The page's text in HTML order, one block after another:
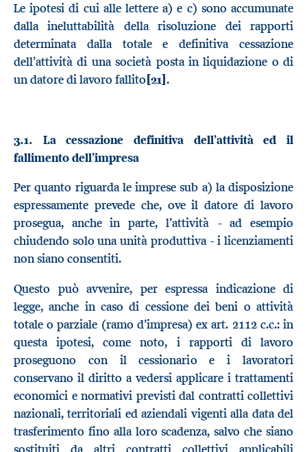
Le ipotesi di cui alle lettere a) e c) sono accumunate
dalla ineluttabilità della risoluzione dei rapporti
determinata dalla totale e definitiva cessazione
dell’attività di una società posta in liquidazione o di
un datore di lavoro fallito [21].
3.1. La cessazione definitiva dell’attività ed il
fallimento dell’impresa
Per quanto riguarda le imprese sub a) la disposizione
espressamente prevede che, ove il datore di lavoro
prosegua, anche in parte, l’attività - ad esempio
chiudendo solo una unità produttiva - i licenziamenti
non siano consentiti.
Questo può avvenire, per espressa indicazione di
legge, anche in caso di cessione dei beni o attività
totale o parziale (ramo d’impresa) ex art. 2112 c.c.: in
questa ipotesi, come noto, i rapporti di lavoro
proseguono con il cessionario e i lavoratori
conservano il diritto a vedersi applicare i trattamenti
economici e normativi previsti dal contratti collettivi
nazionali, territoriali ed aziendali vigenti alla data del
trasferimento fino alla loro scadenza, salvo che siano